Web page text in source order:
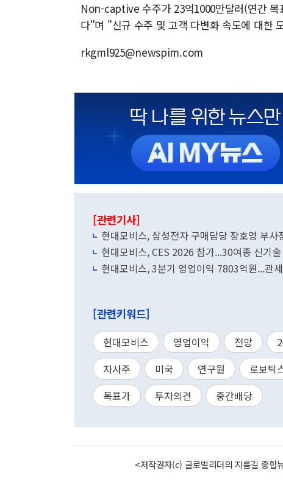
Non-captive 수주가 23억1000만달러(연간
다"며 "신규 수주 및 고객 다변화 속도에 대한
rkgml925@newspim.com
[관련기사]
현대모비스, 삼성전자 구매담당 장호영 부
현대모비스, CES 2026 참가...30여종 신기
현대모비스, 3분기 영업이익 7803억원...관
[관련키워드]
현대모비스 영업이익 전망
자사주
미국 연구원 로보틱
목표가
투자의견 중간배당
<저작권자(c) 글로벌리더의 지름길 종